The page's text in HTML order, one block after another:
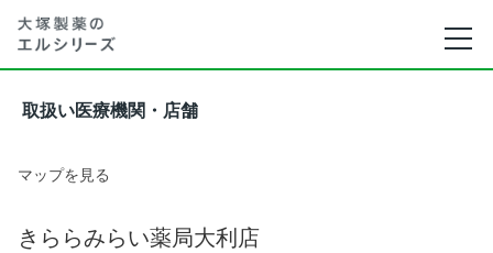
取扱い医療機関・店舗
マップを見る
きららみらい薬局大利店